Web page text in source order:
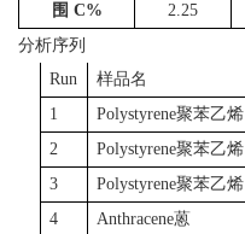
围 C%
2.25
分析序列
Run
样品名
1
Polystyrene聚苯乙烯
2
Polystyrene聚苯乙烯
3
Polystyrene聚苯乙烯
4
Anthracene蒽